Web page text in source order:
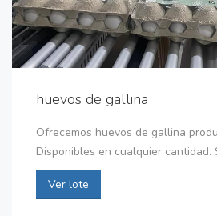
huevos de gallina
Ofrecemos huevos de gallina
Disponibles en cualquier cantidad.
Ver lote